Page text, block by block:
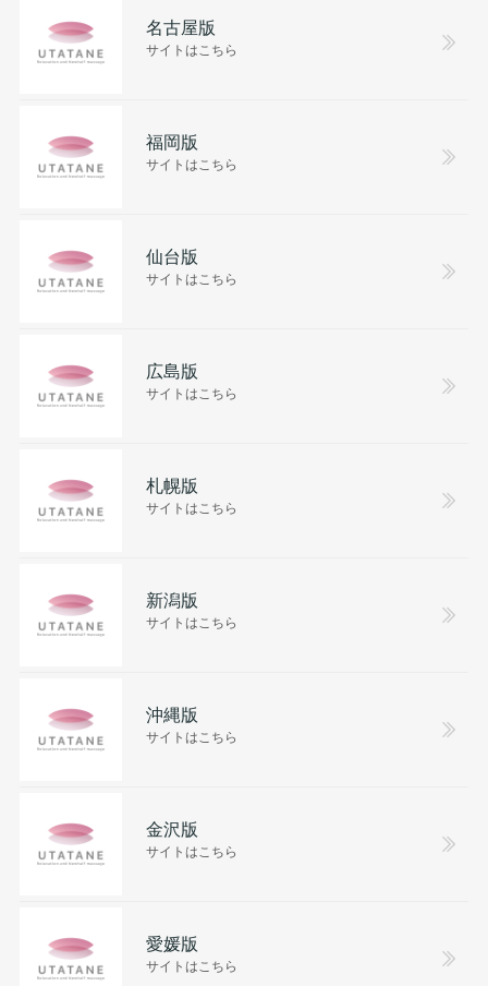
名古屋版
サイトはこちら
福岡版
サイトはこちら
仙台版
サイトはこちら
広島版
サイトはこちら
札幌版
サイトはこちら
新潟版
サイトはこちら
沖縄版
サイトはこちら
金沢版
サイトはこちら
愛媛版
サイトはこちら